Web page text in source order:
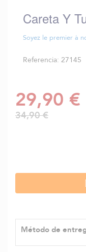
la
galería
de
Careta Y
Soyez le premier à
Referencia 27145
29,90 €
34,90 €
Método de